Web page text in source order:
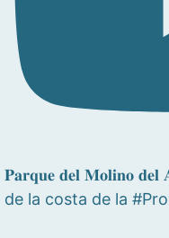
𝐏𝐚𝐫𝐪𝐮𝐞 𝐝𝐞𝐥 𝐌𝐨𝐥𝐢𝐧𝐨
de la costa de la